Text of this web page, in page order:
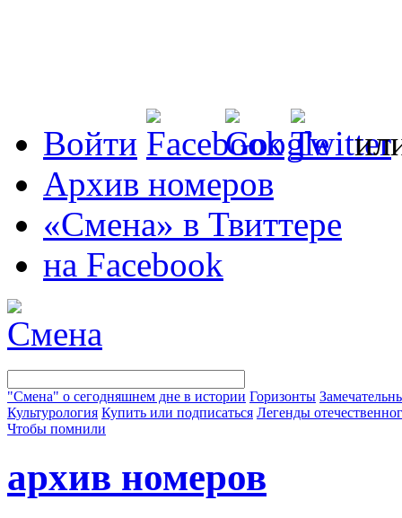
Войти
Архив номеров
«Смена» в Твиттере
на Facebook
"Смена" о сегодняшнем дне в истории Горизонты
Культурология Купить или подписаться Легенды
Чтобы помнили
архив номеров